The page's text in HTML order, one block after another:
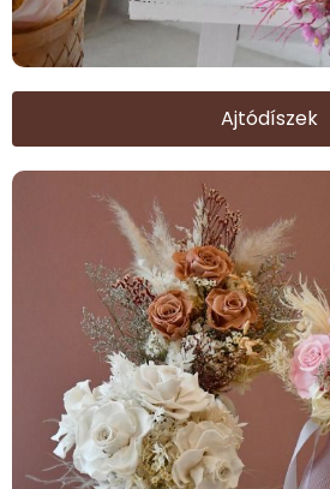
Ajtódíszek